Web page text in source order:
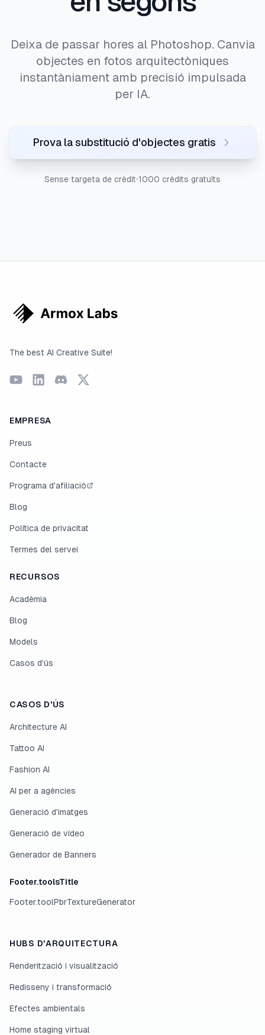
Deixa de passar hores al Photoshop. Canvia
objectes en fotos arquitectòniques
instantàniament amb precisió impulsada
per IA.
Prova la substitució d'objectes gratis
Sense targeta de crèdit 1000 crèdits gratuïts
The best AI Creative Suite!
EMPRESA
Preus
Contacte
Programa d'afiliació
Blog
Política de privacitat
Termes del servei
RECURSOS
Acadèmia
Blog
Models
Casos d'ús
CASOS D'ÚS
Architecture AI
Tattoo AI
Fashion AI
AI per a agències
Generació d'imatges
Generació de vídeo
Generador de Banners
Footer.toolsTitle
Footer.toolPbrTextureGenerator
HUBS D'ARQUITECTURA
Renderització i visualització
Redisseny i transformació
Efectes ambientals
Home staging virtual